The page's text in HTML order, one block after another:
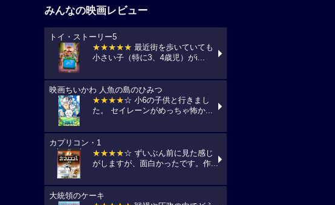
みんなの映画レビュー
トイ・ストーリー5
★★★★★ 最近街を歩いていても
小さい子（特に3、4歳児）がi...
映画ちいかわ 人魚の島のひみつ
★★★★☆ 小6の子供と行きまし
た。 セイレーンがめっちゃ怖か...
カプリコン・1
★★★★☆ ずいぶん前に見た感じ
がしますが、面白かったです。作...
大統領のケーキ